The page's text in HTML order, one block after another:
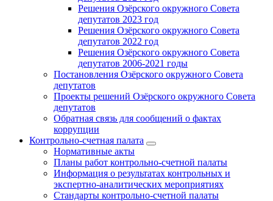
Решения Озёрского окружного Совета
депутатов 2023 год
Решения Озёрского окружного Совета
депутатов 2022 год
Решения Озёрского окружного Совета
депутатов 2006-2021 годы
Постановления Озёрского окружного Совета
депутатов
Проекты решений Озёрского окружного Совета
депутатов
Обратная связь для сообщений о фактах
коррупции
Контрольно-счетная палата
Нормативные акты
Планы работ контрольно-счетной палаты
Информация о результатах контрольных и
экспертно-аналитических мероприятиях
Стандарты контрольно-счетной палаты